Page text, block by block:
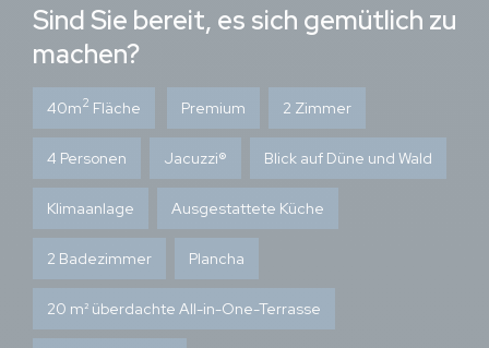
Sind Sie bereit, es sich gemütlich zu
machen?
40m2 Fläche Premium 2 Zimmer
4 Personen Jacuzzi® Blick auf Düne und Wald
Klimaanlage Ausgestattete Küche
2 Badezimmer Plancha
20 m² überdachte All-in-One-Terrasse